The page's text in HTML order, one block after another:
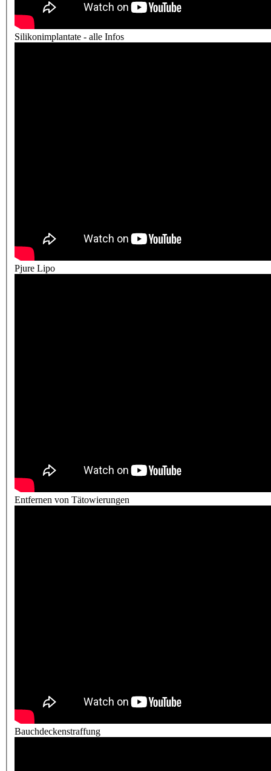
Silikonimplantate - alle Infos
Pjure Lipo
Entfernen von Tätowierungen
Bauchdeckenstraffung